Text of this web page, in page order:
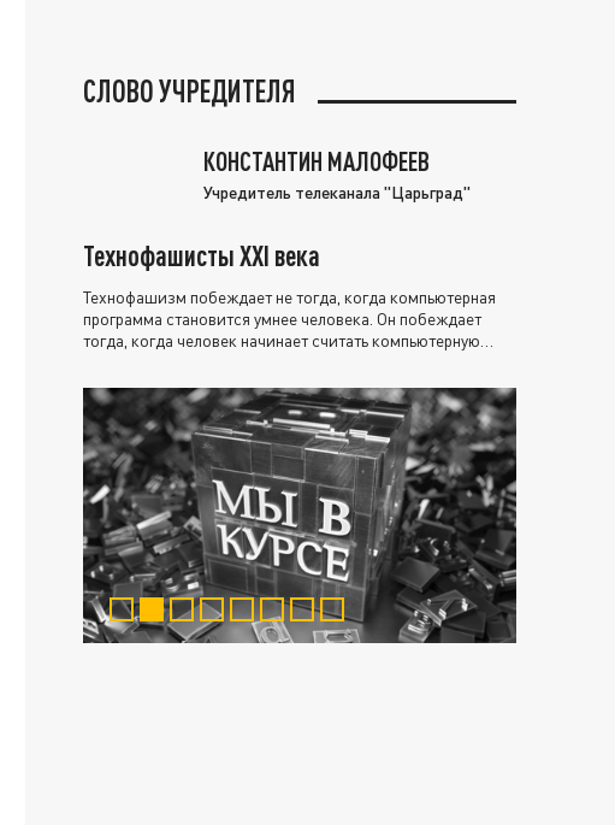
СЛОВО УЧРЕДИТЕЛЯ
КОНСТАНТИН МАЛОФЕЕВ
Учредитель телеканала "Царьград"
Технофашисты XXI века
Технофашизм побеждает не тогда, когда компьютерная
программа становится умнее человека. Он побеждает
тогда, когда человек начинает считать компьютерную